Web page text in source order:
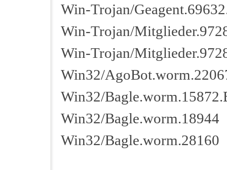
Win-Trojan/
Win-Trojan/
Win-Trojan/
Win32/
Win32/
Win32/Bagle.worm.18944
Win32/Bagle.worm.28160